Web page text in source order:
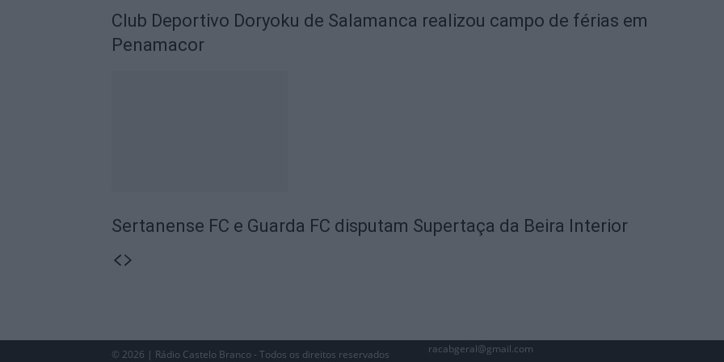
Club Deportivo Doryoku de Salamanca realizou campo de férias em
Penamacor
Sertanense FC e Guarda FC disputam Supertaça da Beira Interior
© 2026 | Rádio Castelo Branco - Todos os direitos reservados racabgeral@gmail.com